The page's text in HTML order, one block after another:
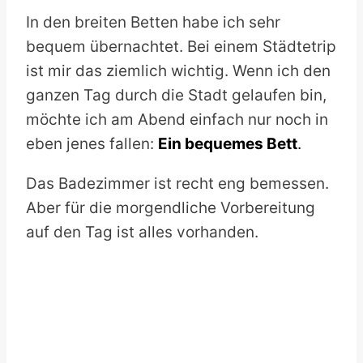
In den breiten Betten habe ich sehr
bequem übernachtet. Bei einem Städtetrip
ist mir das ziemlich wichtig. Wenn ich den
ganzen Tag durch die Stadt gelaufen bin,
möchte ich am Abend einfach nur noch in
eben jenes fallen: Ein bequemes Bett.
Das Badezimmer ist recht eng bemessen.
Aber für die morgendliche Vorbereitung
auf den Tag ist alles vorhanden.